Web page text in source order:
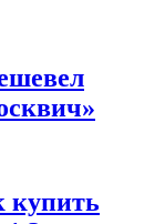
купить